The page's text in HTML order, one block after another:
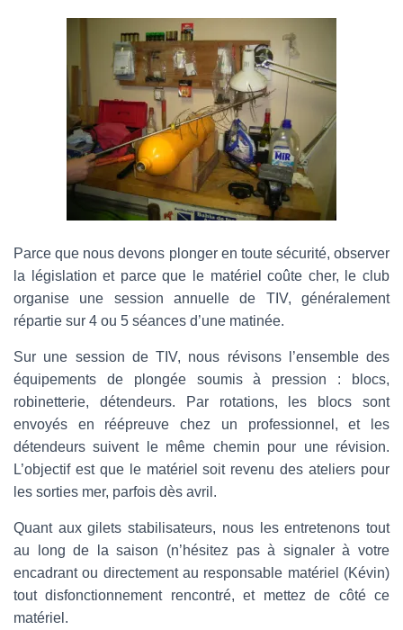
Parce que nous devons plonger en toute sécurité, observer
la législation et parce que le matériel coûte cher, le club
organise une session annuelle de TIV, généralement
répartie sur 4 ou 5 séances d’une matinée.
Sur une session de TIV, nous révisons l’ensemble des
équipements de plongée soumis à pression : blocs,
robinetterie, détendeurs. Par rotations, les blocs sont
envoyés en réépreuve chez un professionnel, et les
détendeurs suivent le même chemin pour une révision.
L’objectif est que le matériel soit revenu des ateliers pour
les sorties mer, parfois dès avril.
Quant aux gilets stabilisateurs, nous les entretenons tout
au long de la saison (n’hésitez pas à signaler à votre
encadrant ou directement au responsable matériel (Kévin)
tout disfonctionnement rencontré, et mettez de côté ce
matériel.